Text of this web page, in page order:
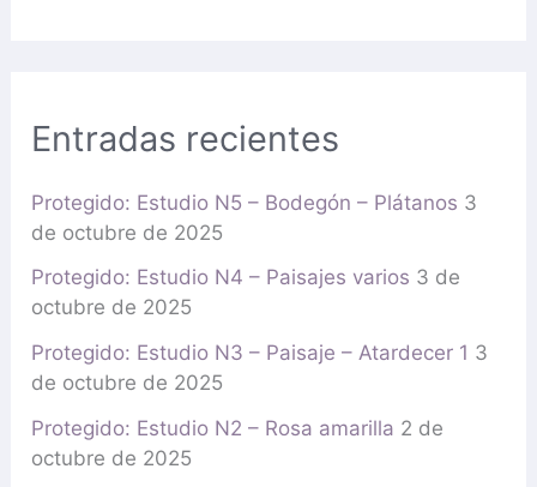
Entradas recientes
Protegido: Estudio N5 – Bodegón – Plátanos 3
de octubre de 2025
Protegido: Estudio N4 – Paisajes varios 3 de
octubre de 2025
Protegido: Estudio N3 – Paisaje – Atardecer 1 3
de octubre de 2025
Protegido: Estudio N2 – Rosa amarilla 2 de
octubre de 2025